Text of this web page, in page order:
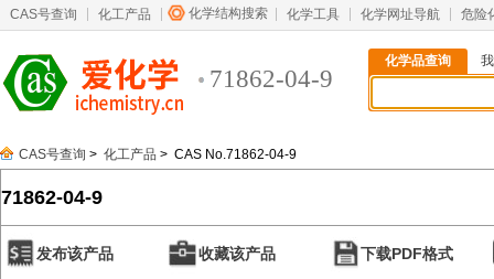
CAS号查询 化工产品 化学结构搜索 化学工具 化学网址导航 危险
71862-04-9
化学品查询
CAS号查询 > 化工产品 > CAS No.71862-04-9
71862-04-9
发布该产品 收藏该产品 下载PDF格式